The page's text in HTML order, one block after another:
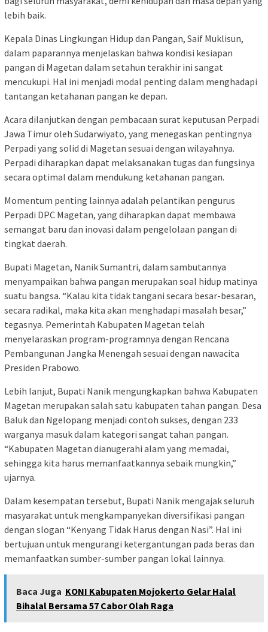
lebih baik.
Kepala Dinas Lingkungan Hidup dan Pangan, Saif Muklisun,
dalam paparannya menjelaskan bahwa kondisi kesiapan
pangan di Magetan dalam setahun terakhir ini sangat
mencukupi. Hal ini menjadi modal penting dalam menghadapi
tantangan ketahanan pangan ke depan.
Acara dilanjutkan dengan pembacaan surat keputusan Perpadi
Jawa Timur oleh Sudarwiyato, yang menegaskan pentingnya
Perpadi yang solid di Magetan sesuai dengan wilayahnya.
Perpadi diharapkan dapat melaksanakan tugas dan fungsinya
secara optimal dalam mendukung ketahanan pangan.
Momentum penting lainnya adalah pelantikan pengurus
Perpadi DPC Magetan, yang diharapkan dapat membawa
semangat baru dan inovasi dalam pengelolaan pangan di
tingkat daerah.
Bupati Magetan, Nanik Sumantri, dalam sambutannya
menyampaikan bahwa pangan merupakan soal hidup matinya
suatu bangsa. “Kalau kita tidak tangani secara besar-besaran,
secara radikal, maka kita akan menghadapi masalah besar,”
tegasnya. Pemerintah Kabupaten Magetan telah
menyelaraskan program-programnya dengan Rencana
Pembangunan Jangka Menengah sesuai dengan nawacita
Presiden Prabowo.
Lebih lanjut, Bupati Nanik mengungkapkan bahwa Kabupaten
Magetan merupakan salah satu kabupaten tahan pangan. Desa
Baluk dan Ngelopang menjadi contoh sukses, dengan 233
warganya masuk dalam kategori sangat tahan pangan.
“Kabupaten Magetan dianugerahi alam yang memadai,
sehingga kita harus memanfaatkannya sebaik mungkin,”
ujarnya.
Dalam kesempatan tersebut, Bupati Nanik mengajak seluruh
masyarakat untuk mengkampanyekan diversifikasi pangan
dengan slogan “Kenyang Tidak Harus dengan Nasi”. Hal ini
bertujuan untuk mengurangi ketergantungan pada beras dan
memanfaatkan sumber-sumber pangan lokal lainnya.
Baca Juga KONI Kabupaten Mojokerto Gelar Halal
Bihalal Bersama 57 Cabor Olah Raga